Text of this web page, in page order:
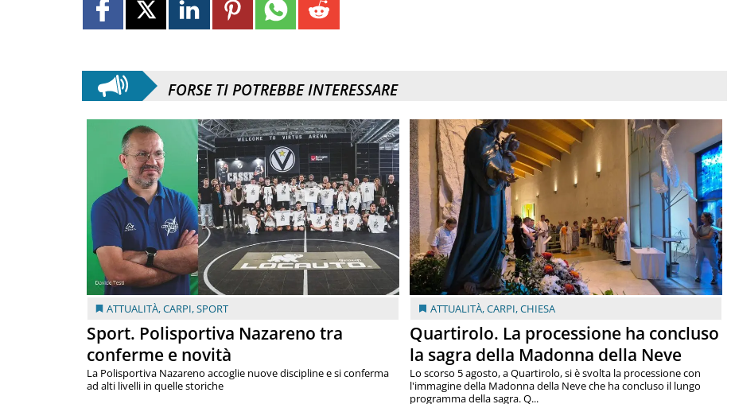
FORSE TI POTREBBE INTERESSARE
ATTUALITÀ,CARPI,SPORT
Sport. Polisportiva Nazareno tra
conferme e novità
La Polisportiva Nazareno accoglie nuove discipline e si conferma
ad alti livelli in quelle storiche
ATTUALITÀ,CARPI,CHIESA
Quartirolo. La processione ha concluso
la sagra della Madonna della Neve
Lo scorso 5 agosto, a Quartirolo, si è svolta la processione con
l'immagine della Madonna della Neve che ha concluso il lungo
programma della sagra. Q...